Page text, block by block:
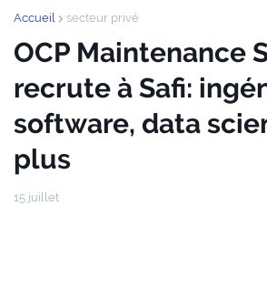
Accueil secteur privé
OCP Maintenance
recrute à Safi:
software, data
plus
15 juillet